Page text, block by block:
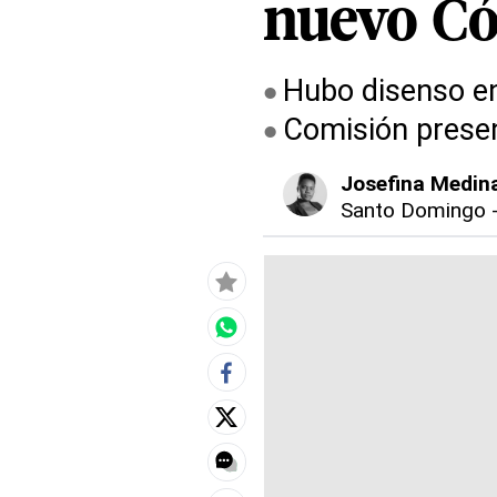
nuevo
Hubo disenso
Comisión
Josefina
Santo Domingo